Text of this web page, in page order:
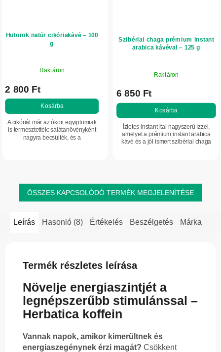
Hutorok natúr cikóriakávé – 100
g
Raktáron
2 800 Ft
Kosárba
A cikóriát már az ókori egyiptomiak
is termesztették: salátanövényként
nagyra becsülték, és a
Szibériai chaga prémium instant
arabica kávéval – 125 g
Raktáron
6 850 Ft
Kosárba
Ízletes instant ital nagyszerű ízzel,
amelyet a prémium instant arabica
kávé és a jól ismert szibériai chaga
ÖSSZES KAPCSOLÓDÓ TERMÉK MEGJELENÍTÉSE
Leírás Hasonló (8) Értékelés Beszélgetés Márka
Termék részletes leírása
Növelje energiaszintjét a
legnépszerűbb stimulánssal –
Herbatica koffein
Vannak napok, amikor kimerültnek és
energiaszegénynek érzi magát? Csökkent